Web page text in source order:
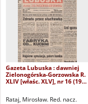
Gazeta Lubuska : dawniej
Zielonogórska-Gorzowska R.
XLIV [właśc. XLV], nr 16 (19
Rataj, Mirosław. Red. nacz.